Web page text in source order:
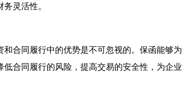
灵活性。
合同履行中的优势是不可忽视的。保函能够
合同履行的风险，提高交易的安全性，为企